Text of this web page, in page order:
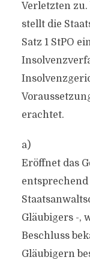
Verletzten zu.
stellt die
Satz 1 StPO
erachtet.
a)
Eröffnet das
Gläubigers -,
Beschluss
Gläubigern